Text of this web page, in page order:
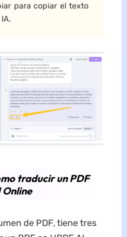
para copiar el texto
traducir un PDF
Online
de PDF, tiene tres